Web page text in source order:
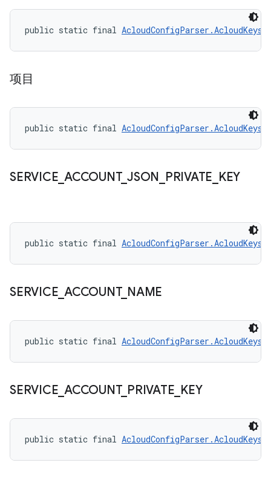
public static final AcloudConfigParser.AcloudKeys
项目
public static final AcloudConfigParser.AcloudKeys
SERVICE ACCOUNT_ JSON PRIVATE KEY
public static final AcloudConfigParser.AcloudKeys
SERVICE ACCOUNT_ NAME
public static final AcloudConfigParser.AcloudKeys
SERVICE ACCOUNT_ PRIVATE KEY
public static final AcloudConfigParser.AcloudKeys